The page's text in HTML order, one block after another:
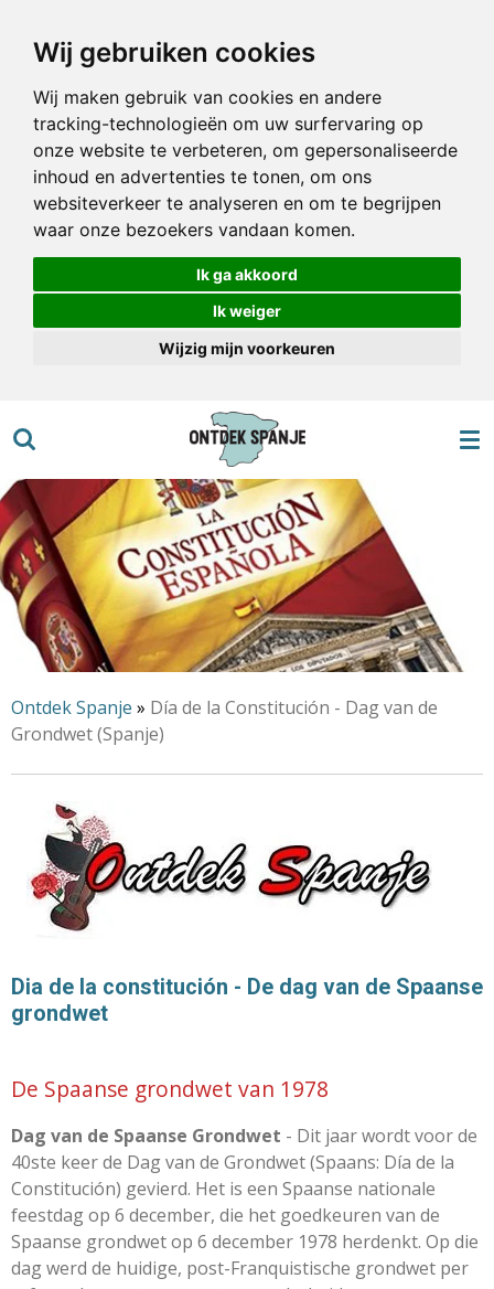
Wij gebruiken cookies
Wij maken gebruik van cookies en andere
tracking-technologieën om uw surfervaring op
onze website te verbeteren, om gepersonaliseerde
inhoud en advertenties te tonen, om ons
websiteverkeer te analyseren en om te begrijpen
waar onze bezoekers vandaan komen.
Ik ga akkoord
Ik weiger
Wijzig mijn voorkeuren
direct
hoofdinhoud
Ontdek Spanje » Día de la Constitución - Dag van de
Grondwet (Spanje)
Dia de la constitución - De dag van de Spaanse
grondwet
De Spaanse grondwet van 1978
Dag van de Spaanse Grondwet - Dit jaar wordt voor de
40ste keer de Dag van de Grondwet (Spaans: Día de la
Constitución) gevierd. Het is een Spaanse nationale
feestdag op 6 december, die het goedkeuren van de
Spaanse grondwet op 6 december 1978 herdenkt. Op die
dag werd de huidige, post-Franquistische grondwet per